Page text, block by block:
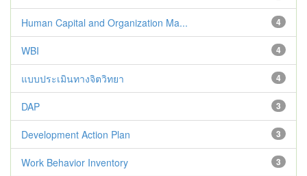
4
Human Capital and Organization Ma...
4
WBI
4
แบบประเมินทางจิตวิทยา
3
DAP
3
Development Action Plan
3
Work Behavior Inventory